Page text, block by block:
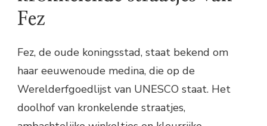
Fez
Fez, de oude koningsstad, staat bekend om
haar eeuwenoude medina, die op de
Werelderfgoedlijst van UNESCO staat. Het
doolhof van kronkelende straatjes,